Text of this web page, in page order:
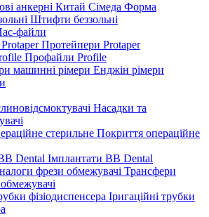
анкерні Китай Сімеда Форма
Штифти беззольні
файли
Протейпери Protaper
Профайли Profile
Енджін рімери
Насадки та
Покриття операційне
Імплантати BB Dental
Трансфери
Іригаційні трубки